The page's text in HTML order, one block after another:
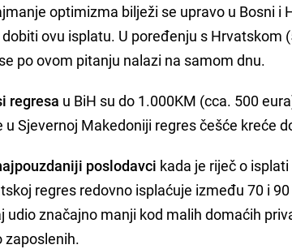
optimizma bilježi se upravo u Bosni i
ovu isplatu. U poređenju s Hrvatskom
po ovom pitanju nalazi na samom dnu.
regresa u BiH su do 1.000KM (cca. 500
u Sjevernoj Makedoniji regres češće kreće
poslodavci kada je riječ o
regres redovno isplaćuje između 70 i
udio značajno manji kod malih domaćih
zaposlenih.